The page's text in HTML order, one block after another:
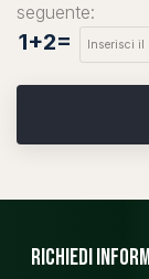
seguente:
1+2=
Richiedi